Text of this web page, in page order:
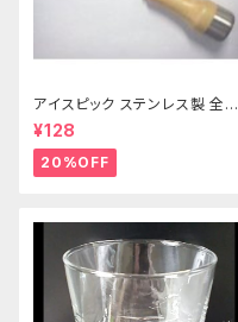
アイスピック ステンレス製 全長
215ｍｍ
¥128
20%OFF